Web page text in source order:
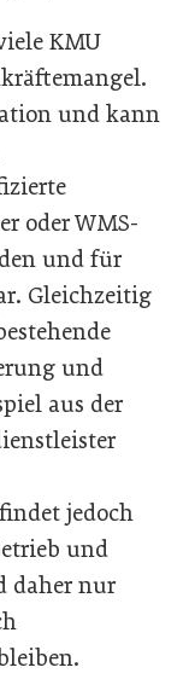
KMU
und kann
oder WMS-
und für
Gleichzeitig
und
aus der
jedoch
und
daher nur